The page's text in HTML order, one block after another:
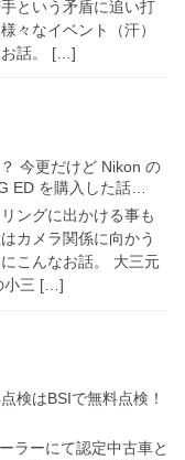
という矛盾に追い打
々なイベント（汗）
お話。 […]
今更だけど Nikon の
ED を購入した話…
ングに出かける事も
カメラ関係に向かう
こんなお話。 大三元
小三 […]
検はBSIで無料点検！
ラーにて認定中古車と